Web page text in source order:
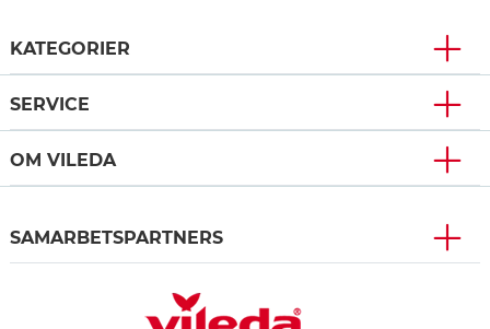
KATEGORIER
SERVICE
OM VILEDA
SAMARBETSPARTNERS